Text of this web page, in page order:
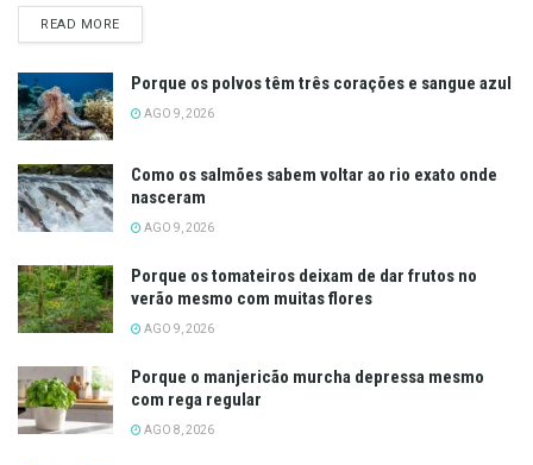
READ MOREDETAILS
Porque os polvos têm três corações e sangue azul
AGO 9, 2026
Como os salmões sabem voltar ao rio exato onde
nasceram
AGO 9, 2026
Porque os tomateiros deixam de dar frutos no
verão mesmo com muitas flores
AGO 9, 2026
Porque o manjericão murcha depressa mesmo
com rega regular
AGO 8, 2026